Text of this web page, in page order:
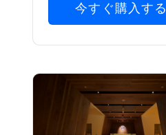
今すぐ購入する